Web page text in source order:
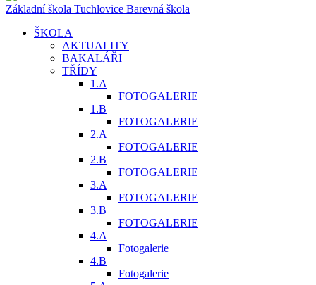
Základníškola Tuchlovice Barevná škola
ŠKOLA
AKTUALITY
BAKALÁŘI
TŘÍDY
1.A
FOTOGALERIE
1.B
FOTOGALERIE
2.A
FOTOGALERIE
2.B
FOTOGALERIE
3.A
FOTOGALERIE
3.B
FOTOGALERIE
4.A
Fotogalerie
4.B
Fotogalerie